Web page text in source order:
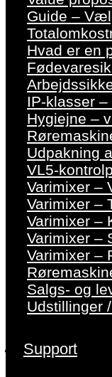
Guide –
Hvad er en
IP-klasser
Hygiejne –
Udpakning
VL5-
Varimixer –
Varimixer –
Varimixer –
Varimixer –
Varimixer –
Salgs- og
Udstillinger
Support